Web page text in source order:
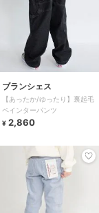
ブランシェス
【あったか/ゆったり】裏起毛
ペインターパンツ
¥ 2,860